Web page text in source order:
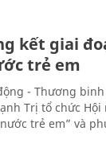
kết giai
trẻ em
- Thương
Trị tổ chức
trẻ em” và